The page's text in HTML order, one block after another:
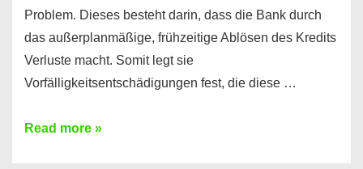
Problem. Dieses besteht darin, dass die Bank durch
das außerplanmäßige, frühzeitige Ablösen des Kredits
Verluste macht. Somit legt sie
Vorfälligkeitsentschädigungen fest, die diese …
Kredit
Read more »